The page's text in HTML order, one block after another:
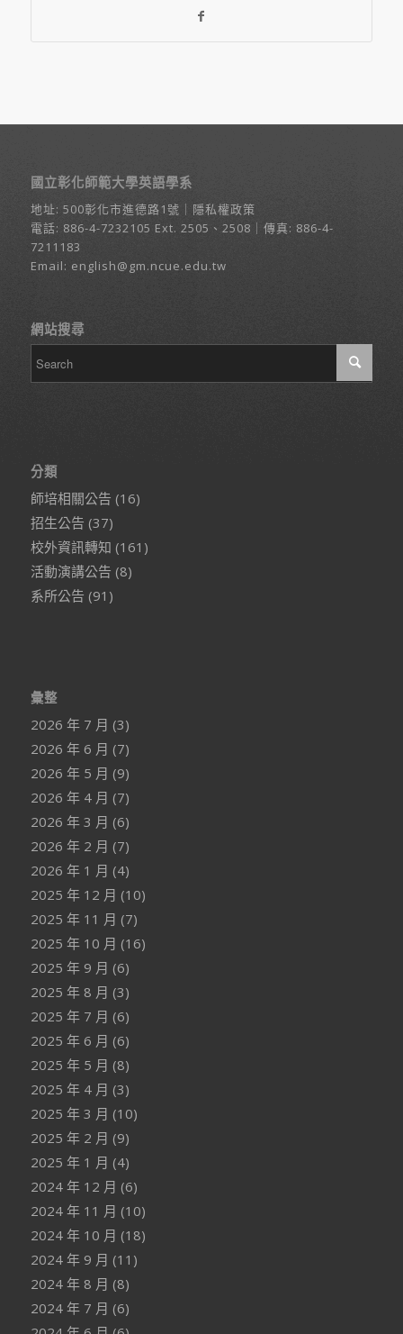
國立彰化師範大學英語學系
地址: 500彰化市進德路1號 ｜ 隱私權政策
電話: 886-4-7232105 Ext. 2505、2508｜傳真: 886-4-
7211183
Email: english@gm.ncue.edu.tw
網站搜尋
分類
師培相關公告 (16)
招生公告 (37)
校外資訊轉知 (161)
活動演講公告 (8)
系所公告 (91)
彙整
2026 年 7 月 (3)
2026 年 6 月 (7)
2026 年 5 月 (9)
2026 年 4 月 (7)
2026 年 3 月 (6)
2026 年 2 月 (7)
2026 年 1 月 (4)
2025 年 12 月 (10)
2025 年 11 月 (7)
2025 年 10 月 (16)
2025 年 9 月 (6)
2025 年 8 月 (3)
2025 年 7 月 (6)
2025 年 6 月 (6)
2025 年 5 月 (8)
2025 年 4 月 (3)
2025 年 3 月 (10)
2025 年 2 月 (9)
2025 年 1 月 (4)
2024 年 12 月 (6)
2024 年 11 月 (10)
2024 年 10 月 (18)
2024 年 9 月 (11)
2024 年 8 月 (8)
2024 年 7 月 (6)